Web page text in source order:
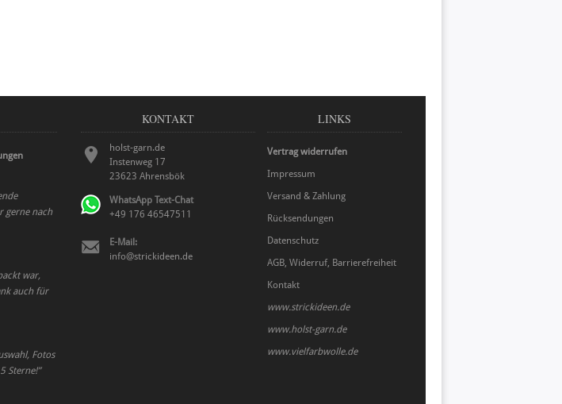
gerne nach
war,
auch für
Fotos
Sterne!”
KONTAKT
holst-garn.de
Instenweg 17
23623 Ahrensbök
WhatsApp Text-Chat
+49 176 46547511
E-Mail:
info@strickideen.de
LINKS
Vertrag widerrufen
Impressum
Versand & Zahlung
Rücksendungen
Datenschutz
AGB, Widerruf, Barrierefreiheit
Kontakt
www.strickideen.de
www.holst-garn.de
www.vielfarbwolle.de